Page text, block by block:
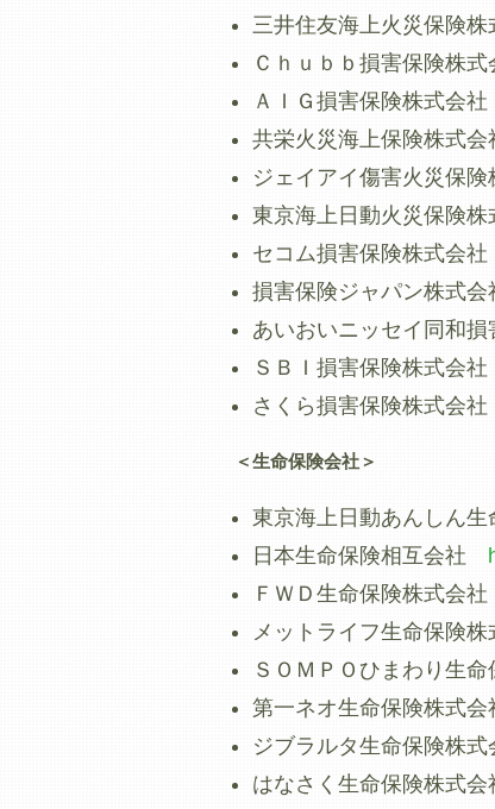
三井住友海上火災保険
Ｃｈｕｂｂ損害保険株
ＡＩＧ損害保険株式会
共栄火災海上保険株式
ジェイアイ傷害火災保
東京海上日動火災保険
セコム損害保険株式会
損害保険ジャパン株式
あいおいニッセイ同和
ＳＢＩ損害保険株式会
さくら損害保険株式会
＜生命保険会社＞
東京海上日動あんしん
日本生命保険相互会社
ＦＷＤ生命保険株式会
メットライフ生命保険
ＳＯＭＰＯひまわり生
第一ネオ生命保険株式
ジブラルタ生命保険株
はなさく生命保険株式